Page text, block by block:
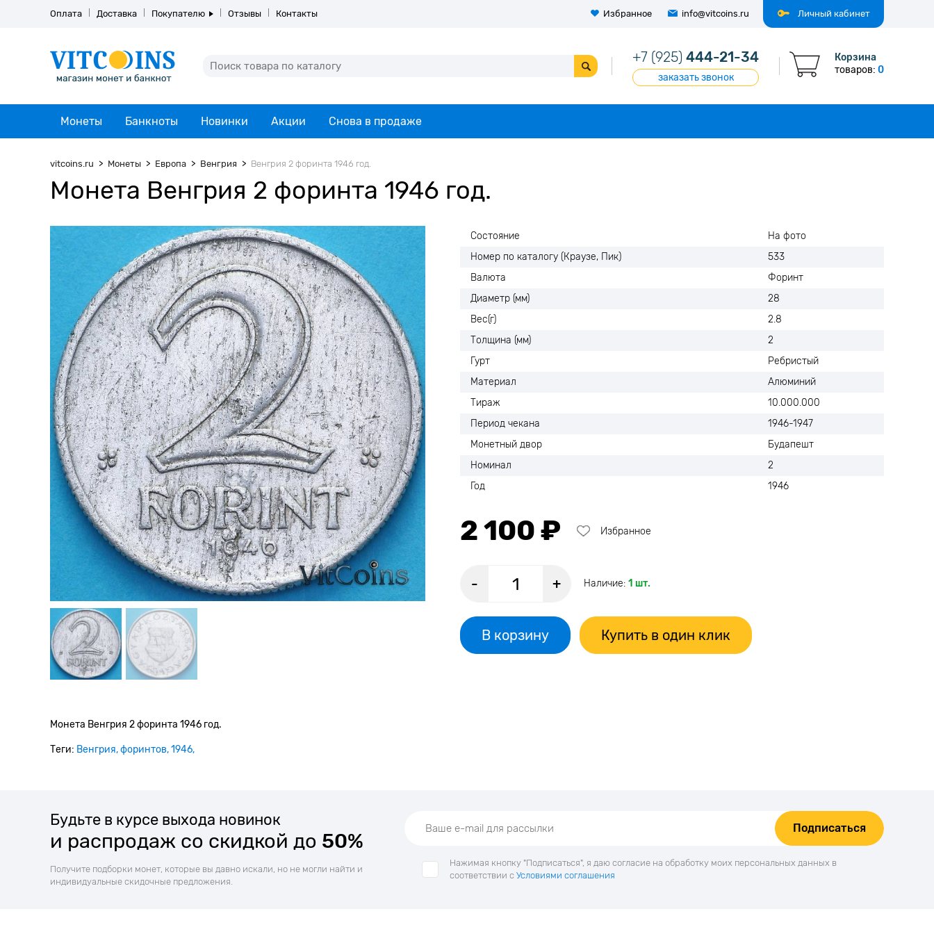
Личный кабинет
Оплата Доставка Покупателю Отзывы Контакты Избранное info@vitcoins.ru
+7 (925) 444-21-34
заказать звонок
Корзина
товаров: 0
Монеты Банкноты Новинки Акции Снова в продаже
vitcoins.ru Монеты Европа Венгрия Венгрия 2 форинта 1946 год.
Монета Венгрия 2 форинта 1946 год.
Состояние
На фото
Номер по каталогу (Краузе, Пик)
533
Валюта
Форинт
Диаметр (мм)
28
Вес(г)
2.8
Толщина (мм)
2
Гурт
Ребристый
Материал
Алюминий
Тираж
10.000.000
Период чекана
1946-1947
Монетный двор
Будапешт
Номинал
2
Год
1946
2 100 ₽ Избранное
- + Наличие: 1 шт.
В корзину Купить в один клик
Монета Венгрия 2 форинта 1946 год.
Теги: Венгрия форинтов 1946
Будьте в курсе выхода новинок
и распродаж со скидкой до 50%
Получите подборки монет, которые вы давно искали, но не могли найти и
индивидуальные скидочные предложения.
Подписаться
Нажимая кнопку "Подписаться", я даю согласие на обработку моих персональных данных в
соответствии с Условиями соглашения